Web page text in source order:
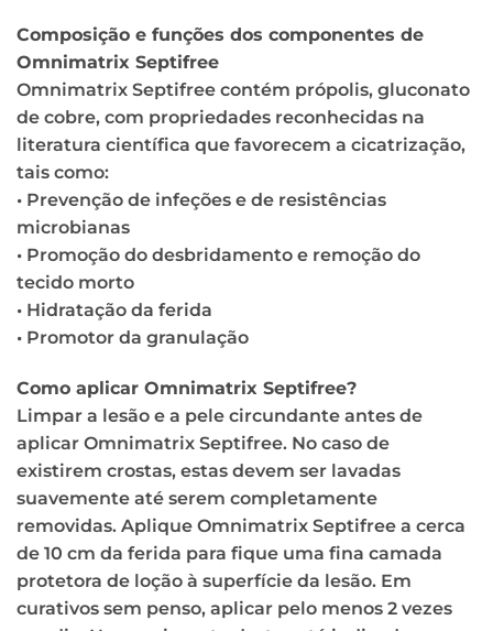
Composição e funções dos componentes de
Omnimatrix Septifree
Omnimatrix Septifree contém própolis, gluconato
de cobre, com propriedades reconhecidas na
literatura científica que favorecem a cicatrização,
tais como:
• Prevenção de infeções e de resistências
microbianas
• Promoção do desbridamento e remoção do
tecido morto
• Hidratação da ferida
• Promotor da granulação
Como aplicar Omnimatrix Septifree?
Limpar a lesão e a pele circundante antes de
aplicar Omnimatrix Septifree. No caso de
existirem crostas, estas devem ser lavadas
suavemente até serem completamente
removidas. Aplique Omnimatrix Septifree a cerca
de 10 cm da ferida para fique uma fina camada
protetora de loção à superfície da lesão. Em
curativos sem penso, aplicar pelo menos 2 vezes